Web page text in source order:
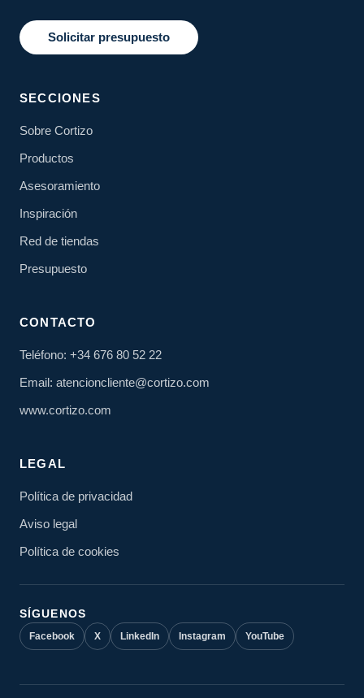
Solicitar presupuesto
SECCIONES
Sobre Cortizo
Productos
Asesoramiento
Inspiración
Red de tiendas
Presupuesto
CONTACTO
Teléfono: +34 676 80 52 22
Email: atencioncliente@cortizo.com
www.cortizo.com
LEGAL
Política de privacidad
Aviso legal
Política de cookies
SÍGUENOS
Facebook X LinkedIn Instagram YouTube